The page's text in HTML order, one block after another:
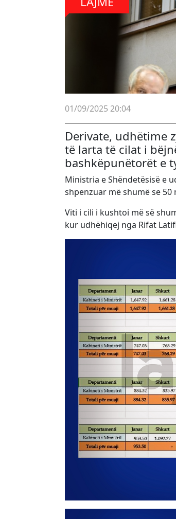
01/09/2025 20:04
Derivate, udhëtime
të larta të cilat i
bashkëpunëtorët e
Ministria e Shëndetësisë e
shpenzuar më shumë se
Viti i cili i kushtoi më së
kur udhëhiqej nga Rifat